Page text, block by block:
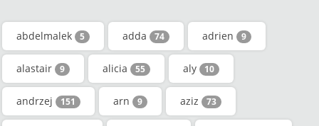
abdelmalek 5 adda 74 adrien 9
alastair 9 alicia 55 aly 10
andrzej 151 arn 9 aziz 73